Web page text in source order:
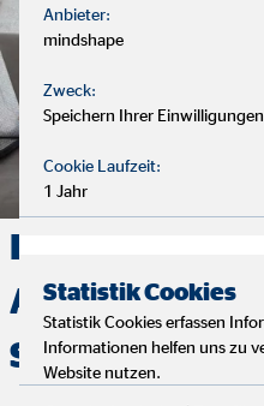
Deine
Analyse,
Service
Anbieter:
mindshape
Zweck:
Speichern Ihrer Einwilligungen
Cookie Laufzeit:
1 Jahr
Statistik Cookies
Statistik Cookies erfassen
Informationen helfen uns zu
Website nutzen.